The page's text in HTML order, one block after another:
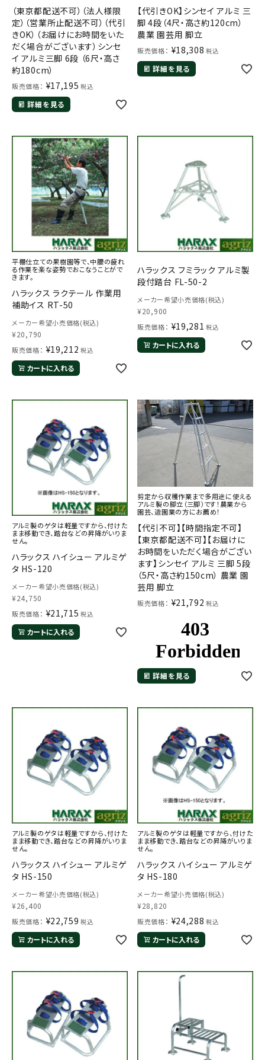
（東京都配送不可）（法人様限
定）（営業所止配送不可）（代引
きOK）（お届けにお時間をいた
だく場合がございます）シンセ
イ アルミ三脚 6段 （6尺・高さ
約180cm）
販売価格： ¥17,195 税込
詳細を見る
【代引きOK】シンセイ アルミ 三
脚 4段（4尺・高さ約120cm）
農業 園芸用 脚立
販売価格： ¥18,308 税込
詳細を見る
平棚仕立ての果樹園等で、中腰の疲れ
る作業を楽な姿勢でおこなうことがで
きます。
ハラックス ラクテール 作業用
補助イス RT-50
メーカー希望小売価格(税込)
¥20,790
販売価格： ¥19,212 税込
カートに入れる
ハラックス フミラック アルミ製
段付踏台 FL-50-2
メーカー希望小売価格(税込)
¥20,900
販売価格： ¥19,281 税込
カートに入れる
アルミ製のゲタは軽量ですから、付けた
まま移動でき、踏台などの昇降がいりま
せん。
ハラックス ハイシュー アルミゲ
タ HS-120
メーカー希望小売価格(税込)
¥24,750
販売価格： ¥21,715 税込
カートに入れる
剪定から収穫作業まで多用途に使える
アルミ製の脚立（三脚）です！農業から
園芸、造園業の方にお薦め！
【代引不可】【時間指定不可】
【東京都配送不可】【お届けに
お時間をいただく場合がござい
ます】シンセイ アルミ 三脚 5段
（5尺・高さ約150cm） 農業 園
芸用 脚立
販売価格： ¥21,792 税込
詳細を見る
アルミ製のゲタは軽量ですから、付けた
まま移動でき、踏台などの昇降がいりま
せん。
ハラックス ハイシュー アルミゲ
タ HS-150
メーカー希望小売価格(税込)
¥26,400
販売価格： ¥22,759 税込
カートに入れる
アルミ製のゲタは軽量ですから、付けた
まま移動でき、踏台などの昇降がいりま
せん。
ハラックス ハイシュー アルミゲ
タ HS-180
メーカー希望小売価格(税込)
¥28,820
販売価格： ¥24,288 税込
カートに入れる